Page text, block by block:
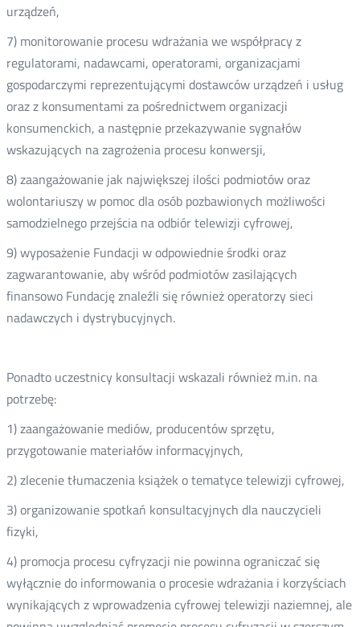
urządzeń,
7) monitorowanie procesu wdrażania we współpracy z
regulatorami, nadawcami, operatorami, organizacjami
gospodarczymi reprezentującymi dostawców urządzeń i usług
oraz z konsumentami za pośrednictwem organizacji
konsumenckich, a następnie przekazywanie sygnałów
wskazujących na zagrożenia procesu konwersji,
8) zaangażowanie jak największej ilości podmiotów oraz
wolontariuszy w pomoc dla osób pozbawionych możliwości
samodzielnego przejścia na odbiór telewizji cyfrowej,
9) wyposażenie Fundacji w odpowiednie środki oraz
zagwarantowanie, aby wśród podmiotów zasilających
finansowo Fundację znaleźli się również operatorzy sieci
nadawczych i dystrybucyjnych.
Ponadto uczestnicy konsultacji wskazali również m.in. na
potrzebę:
1) zaangażowanie mediów, producentów sprzętu,
przygotowanie materiałów informacyjnych,
2) zlecenie tłumaczenia książek o tematyce telewizji cyfrowej,
3) organizowanie spotkań konsultacyjnych dla nauczycieli
fizyki,
4) promocja procesu cyfryzacji nie powinna ograniczać się
wyłącznie do informowania o procesie wdrażania i korzyściach
wynikających z wprowadzenia cyfrowej telewizji naziemnej, ale